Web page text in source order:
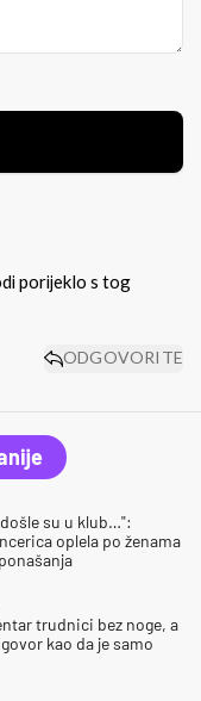
porijeklo s tog
ODGOVORITE
su u klub…":
oplela po ženama
trudnici bez noge, a
kao da je samo